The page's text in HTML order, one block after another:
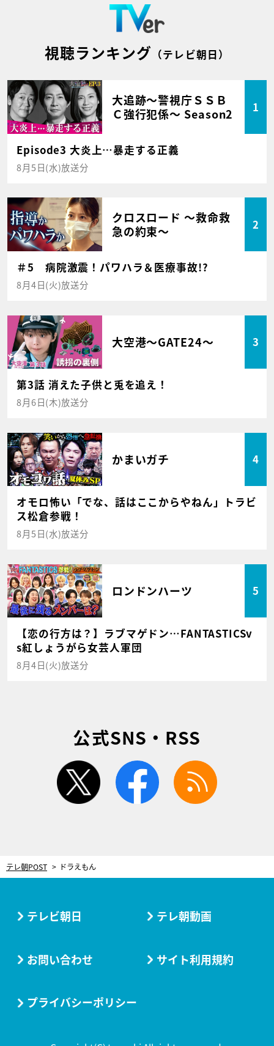
視聴ランキング （テレビ朝日）
大追跡～警視庁ＳＳＢ
Ｃ強行犯係～ Season2
1
Episode3 大炎上…暴走する正義
8月5日(水)放送分
クロスロード ～救命救
急の約束～
2
＃5 病院激震！パワハラ＆医療事故!?
8月4日(火)放送分
大空港～GATE24～ 3
第3話 消えた子供と兎を追え！
8月6日(木)放送分
かまいガチ 4
オモロ怖い「でな、話はここからやねん」トラビ
ス松倉参戦！
8月5日(水)放送分
ロンドンハーツ 5
【恋の行方は？】ラブマゲドン…FANTASTICSv
s紅しょうがら女芸人軍団
8月4日(火)放送分
公式SNS・RSS
twitter facebook
テレ朝POST ドラえもん
テレビ朝日 テレ朝動画
お問い合わせ サイト利用規約
プライバシーポリシー